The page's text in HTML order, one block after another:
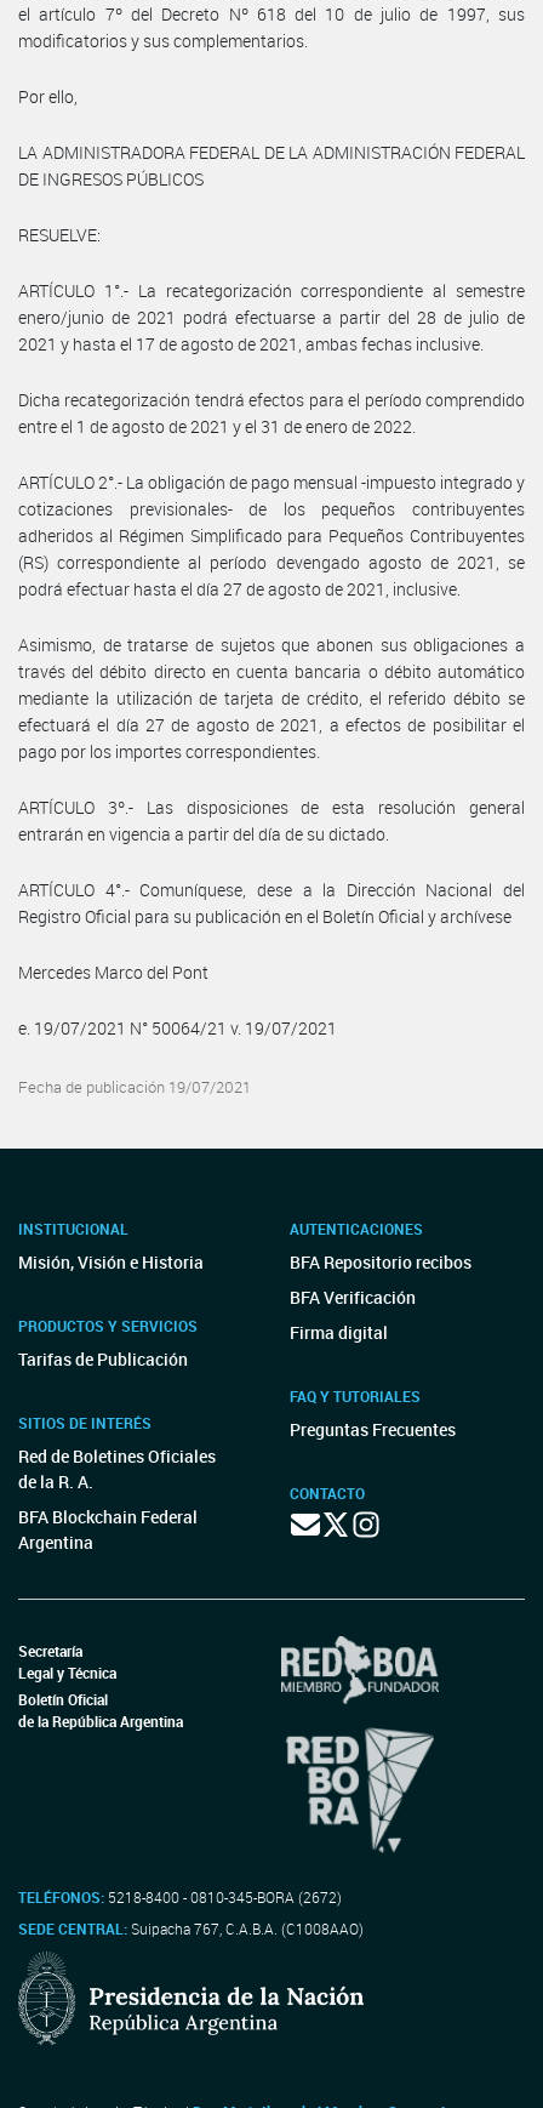
el artículo 7º del Decreto Nº 618 del 10 de julio de 1997, sus
modificatorios y sus complementarios.
Por ello,
LA ADMINISTRADORA FEDERAL DE LA ADMINISTRACIÓN FEDERAL
DE INGRESOS PÚBLICOS
RESUELVE:
ARTÍCULO 1°.- La recategorización correspondiente al semestre
enero/junio de 2021 podrá efectuarse a partir del 28 de julio de
2021 y hasta el 17 de agosto de 2021, ambas fechas inclusive.
Dicha recategorización tendrá efectos para el período comprendido
entre el 1 de agosto de 2021 y el 31 de enero de 2022.
ARTÍCULO 2°.- La obligación de pago mensual -impuesto integrado y
cotizaciones previsionales- de los pequeños contribuyentes
adheridos al Régimen Simplificado para Pequeños Contribuyentes
(RS) correspondiente al período devengado agosto de 2021, se
podrá efectuar hasta el día 27 de agosto de 2021, inclusive.
Asimismo, de tratarse de sujetos que abonen sus obligaciones a
través del débito directo en cuenta bancaria o débito automático
mediante la utilización de tarjeta de crédito, el referido débito se
efectuará el día 27 de agosto de 2021, a efectos de posibilitar el
pago por los importes correspondientes.
ARTÍCULO 3º.- Las disposiciones de esta resolución general
entrarán en vigencia a partir del día de su dictado.
ARTÍCULO 4°.- Comuníquese, dese a la Dirección Nacional del
Registro Oficial para su publicación en el Boletín Oficial y archívese
Mercedes Marco del Pont
e. 19/07/2021 N° 50064/21 v. 19/07/2021
Fecha de publicación 19/07/2021
INSTITUCIONAL
Misión, Visión e Historia
PRODUCTOS Y SERVICIOS
Tarifas de Publicación
SITIOS DE INTERÉS
Red de Boletines Oficiales
de la R. A.
BFA Blockchain Federal
Argentina
AUTENTICACIONES
BFA Repositorio recibos
BFA Verificación
Firma digital
FAQ Y TUTORIALES
Preguntas Frecuentes
CONTACTO
Secretaría
Legal y Técnica
Boletín Oficial
de la República Argentina
TELÉFONOS: 5218-8400 - 0810-345-BORA (2672)
SEDE CENTRAL:Suipacha 767, C.A.B.A. (C1008AAO)